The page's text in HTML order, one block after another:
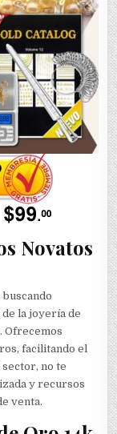
Novatos
la joyería de
Ofrecemos
facilitando el
no te
y recursos
venta.